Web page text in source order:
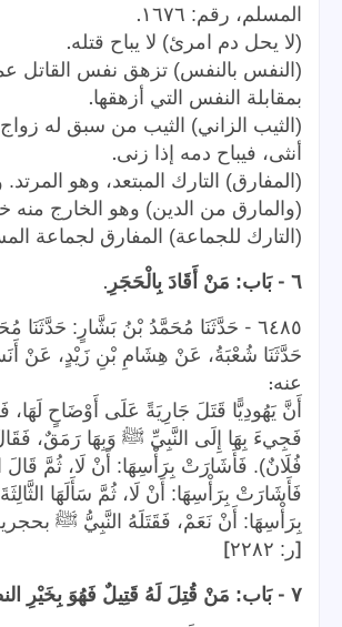
المسلم، رقم: ١٦٧٦
.
(لا يحل دم امرئ) لا يباح قتله.
(النفس بالنفس) تزهق نفس القاتل
بمقابلة النفس التي أزهقها.
(الثيب الزاني) الثيب من سبق له
أنثى، فيباح دمه إذا زنى.
(المفارق) التارك المبتعد، وهو
(والمارق من الدين) وهو الخارج منه
(التارك للجماعة) المفارق لجماعة
٦ -بَاب: مَنْ أَقَادَ بِالْحَجَرِ .
٦٤٨٥ - حَدَّثَنَا مُحَمَّدُ بْنُ بَشَّارٍ: حَدَّثَنَا
حَدَّثَنَا شُعْبَةُ، عَنْ هِشَامِ بْنِ زَيْدٍ، عَنْ
عنه:
أَنَّ يَهُودِيًّا قَتَلَ جَارِيَةً عَلَى أَوْضَاحٍ لَهَا،
فَجِيءَ بِهَا إِلَى النَّبِيِّ ﷺ وَبِهَا رَمَقٌ،
فُلَانٌ). فَأَشَارَتْ بِرَأْسِهَا: أَنْ لَا، ثُمَّ قَالَ
فَأَشَارَتْ بِرَأْسِهَا: أَنْ لَا، ثُمَّ سَأَلَهَا
بِرَأْسِهَا: أَنْ نَعَمْ، فَقَتَلَهُ النَّبِيُّ ﷺ
[ر: ٢٢٨٢ ]
٧ -بَاب: مَنْ قُتِلَ لَهُ قَتِيلٌ فَهُوَ بِخَيْرِ